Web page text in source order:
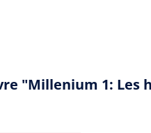
"Millenium 1: